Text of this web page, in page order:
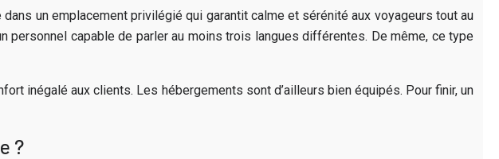
un emplacement privilégié qui garantit calme et sérénité aux voyageurs tout au
capable de parler au moins trois langues différentes. De même, ce type
inégalé aux clients. Les hébergements sont d’ailleurs bien équipés. Pour finir, un
?